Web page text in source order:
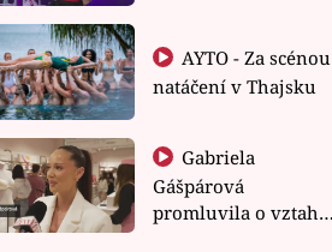
natáčení v Thajsku
Gabriela
Gášpárová
promluvila o vztahu